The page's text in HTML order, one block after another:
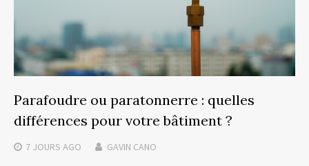
Parafoudre ou paratonnerre : quelles
différences pour votre bâtiment ?
7 JOURS AGO GAVIN CANO